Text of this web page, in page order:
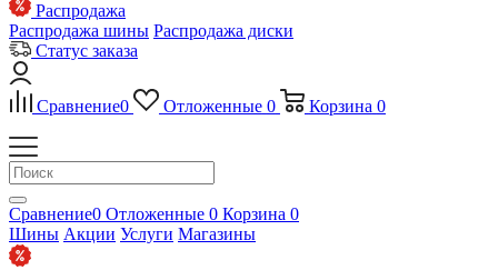
Распродажа
Распродажа шины Распродажа диски
Статус заказа
Сравнение0 Отложенные 0 Корзина 0
Сравнение0 Отложенные 0 Корзина 0
Шины Акции Услуги Магазины